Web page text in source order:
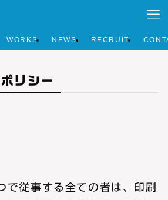
WORKS NEWS RECRUIT
リシー
で従事する全ての者は、印刷